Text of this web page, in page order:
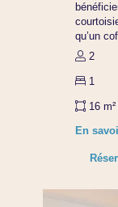
qu’un
2
1
16 m²
En